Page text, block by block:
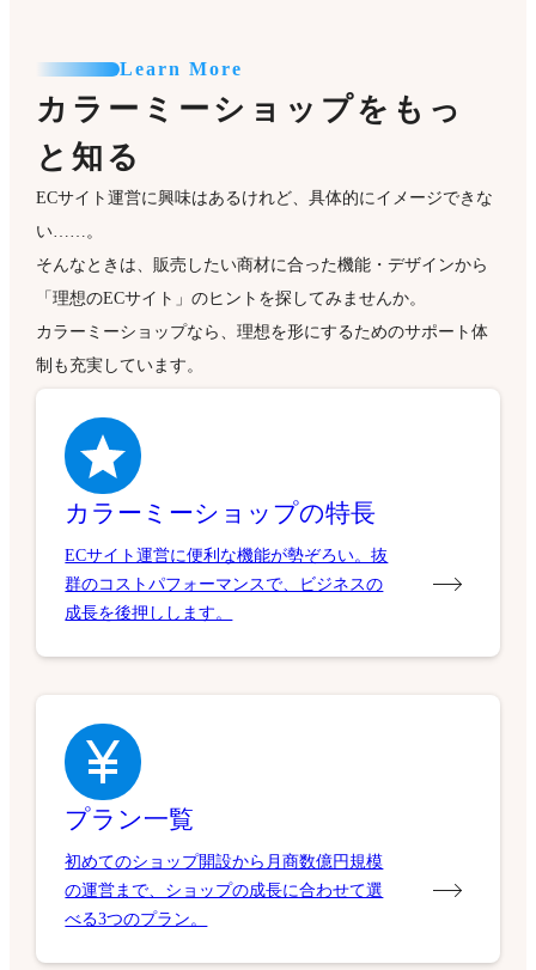
Learn More
カラーミーショップをもっ
と知る
ECサイト運営に興味はあるけれど、具体的にイメージできな
い……。
そんなときは、販売したい商材に合った機能・デザインから
「理想のECサイト」のヒントを探してみませんか。
カラーミーショップなら、理想を形にするためのサポート体
制も充実しています。
カラーミーショップの特長
ECサイト運営に便利な機能が勢ぞろい。抜
群のコストパフォーマンスで、ビジネスの
成長を後押しします。
プラン一覧
初めてのショップ開設から月商数億円規模
の運営まで、ショップの成長に合わせて選
べる3つのプラン。